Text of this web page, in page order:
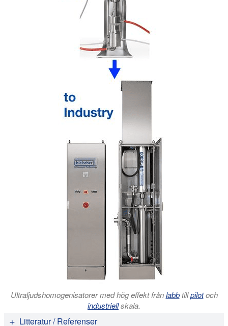
Ultraljudshomogenisatorer med hög effekt frånlabbtillpilotoch
industriellskala.
Litteratur / Referenser